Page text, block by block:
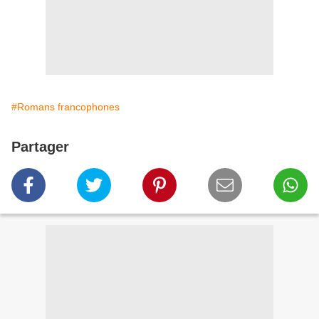
#Romans francophones
Partager